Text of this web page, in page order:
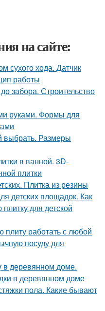
на сайте:
сухого хода. Датчик
работы
забора. Строительство
руками. Формы для
выбрать. Размеры
в ванной. 3D-
плитки
Плитка из резины
детских площадок. Как
для детской
плиту работать с любой
посуду для
в деревянном доме.
в деревянном доме
пола. Какие бывают